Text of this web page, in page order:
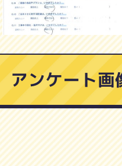
アンケート画